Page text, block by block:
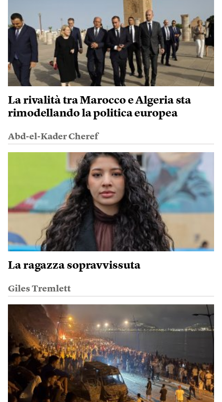
La rivalità tra Marocco e Algeria sta
rimodellando la politica europea
Abd-el-Kader Cheref
La ragazza sopravvissuta
Giles Tremlett